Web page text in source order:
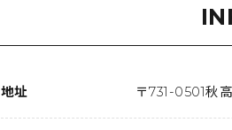
地址 〒731-0501秋